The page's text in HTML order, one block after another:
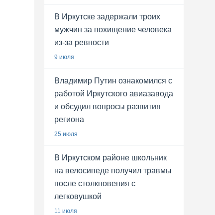
В Иркутске задержали троих
мужчин за похищение человека
из-за ревности
9 июля
Владимир Путин ознакомился с
работой Иркутского авиазавода
и обсудил вопросы развития
региона
25 июля
В Иркутском районе школьник
на велосипеде получил травмы
после столкновения с
легковушкой
11 июля